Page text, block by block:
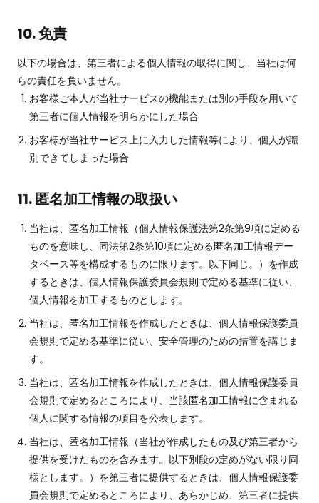
10. 免責
以下の場合は、第三者による個人情報の取得に関し、当社は何
らの責任を負いません。
お客様ご本人が当社サービスの機能または別の手段を用いて
第三者に個人情報を明らかにした場合
お客様が当社サービス上に入力した情報等により、個人が識
別できてしまった場合
11. 匿名加工情報の取扱い
当社は、匿名加工情報（個人情報保護法第2条第9項に定める
ものを意味し、同法第2条第10項に定める匿名加工情報デー
タベース等を構成するものに限ります。以下同じ。）を作成
するときは、個人情報保護委員会規則で定める基準に従い、
個人情報を加工するものとします。
当社は、匿名加工情報を作成したときは、個人情報保護委員
会規則で定める基準に従い、安全管理のための措置を講じま
す。
当社は、匿名加工情報を作成したときは、個人情報保護委員
会規則で定めるところにより、当該匿名加工情報に含まれる
個人に関する情報の項目を公表します。
当社は、匿名加工情報（当社が作成したもの及び第三者から
提供を受けたものを含みます。以下別段の定めがない限り同
様とします。）を第三者に提供するときは、個人情報保護委
員会規則で定めるところにより、あらかじめ、第三者に提供